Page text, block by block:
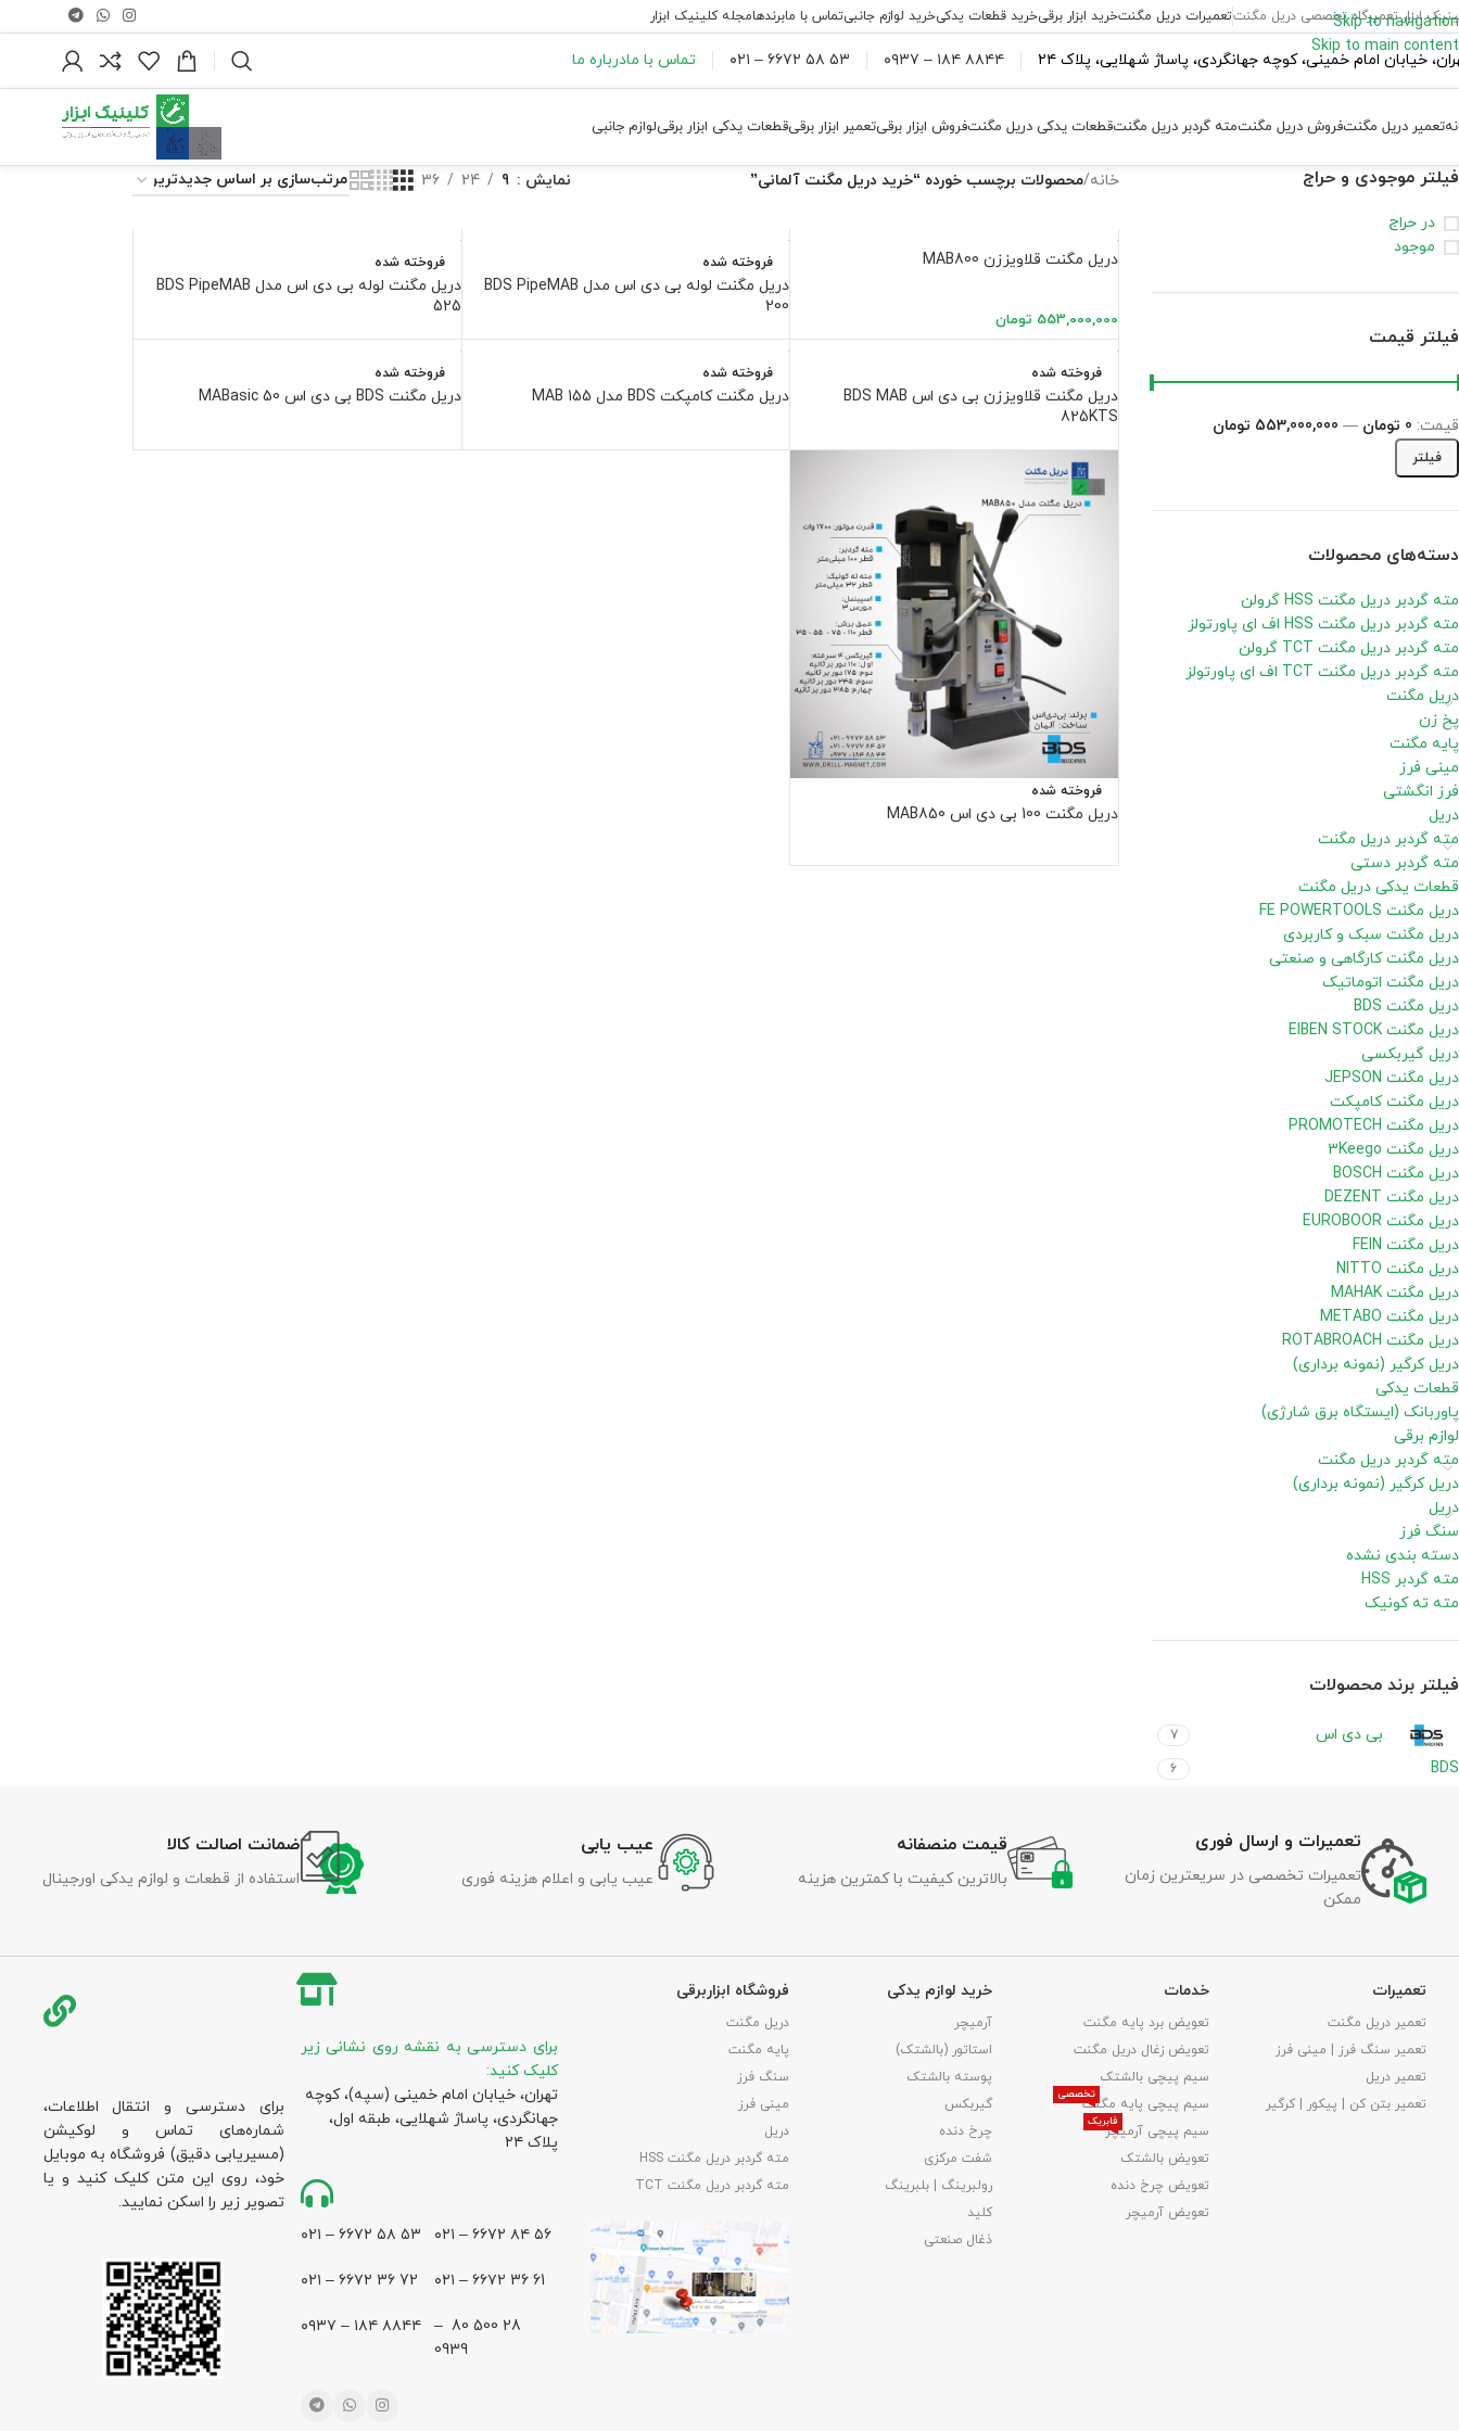
Skip to navigation
Skip to main content
ابزار تعمیرگاه تخصصی دریل مگنتتعمیرات دریل مگنتخرید ابزار برقیخرید قطعات یدکیخرید لوازم جانبیتماس با مابرندهامجله کلینیک ابزار
خیابان امام خمینی، کوچه جهانگردی، پاساژ شهلایی، پلاک ۲۴ ۸۸۴۴ ۱۸۴ – ۰۹۳۷ ۵۳ ۵۸ ۶۶۷۲ – ۰۲۱ تماس با مادرباره ما
تعمیر دریل مگنتفروش دریل مگنتمته گردبر دریل مگنتقطعات یدکی دریل مگنتفروش ابزار برقیتعمیر ابزار برقیقطعات یدکی ابزار برقیلوازم جانبی
فیلتر موجودی و حراج
در حراج
موجود
فیلتر قیمت
فیلتر
قیمت: 0 تومان — 553,000,000 تومان
دسته‌های محصولات
مته گردبر دریل مگنت HSS گرولن
مته گردبر دریل مگنت HSS اف ای پاورتولز
مته گردبر دریل مگنت TCT گرولن
مته گردبر دریل مگنت TCT اف ای پاورتولز
دریل مگنت
پخ زن
پایه مگنت
مینی فرز
فرز انگشتی
دریل
مته گردبر دریل مگنت
مته گردبر دستی
قطعات یدکی دریل مگنت
دریل مگنت FE POWERTOOLS
دریل مگنت سبک و کاربردی
دریل مگنت کارگاهی و صنعتی
دریل مگنت اتوماتیک
دریل مگنت BDS
دریل مگنت EIBEN STOCK
دریل گیربکسی
دریل مگنت JEPSON
دریل مگنت کامپکت
دریل مگنت PROMOTECH
دریل مگنت 3Keego
دریل مگنت BOSCH
دریل مگنت DEZENT
دریل مگنت EUROBOOR
دریل مگنت FEIN
دریل مگنت NITTO
دریل مگنت MAHAK
دریل مگنت METABO
دریل مگنت ROTABROACH
دریل کرگیر (نمونه برداری)
قطعات یدکی
پاوربانک (ایستگاه برق شارژی)
لوازم برقی
مته گردبر دریل مگنت
دریل کرگیر (نمونه برداری)
دریل
سنگ فرز
دسته بندی نشده
مته گردبر HSS
مته ته کونیک
فیلتر برند محصولات
بی دی اس 7
BDS
6
خانه/محصولات برچسب خورده “خرید دریل مگنت آلمانی” نمایش 9
24
36
دریل مگنت قلاویززن MAB800
553,000,000 تومان
فروخته شده
دریل مگنت لوله بی دی اس مدل BDS PipeMAB
200
فروخته شده
دریل مگنت لوله بی دی اس مدل BDS PipeMAB
525
فروخته شده
دریل مگنت قلاویززن بی دی اس BDS MAB
825KTS
فروخته شده
دریل مگنت کامپکت BDS مدل MAB 155
فروخته شده
دریل مگنت BDS بی دی اس MABasic 50
فروخته شده
دریل مگنت 100 بی دی اس MAB850
تعمیرات و ارسال فوری
تعمیرات تخصصی در سریعترین زمان
ممکن
قیمت منصفانه
بالاترین کیفیت با کمترین هزینه
عیب یابی
عیب یابی و اعلام هزینه فوری
ضمانت اصالت کالا
استفاده از قطعات و لوازم یدکی اورجینال
تعمیرات
تعمیر دریل مگنت
تعمیر سنگ فرز | مینی فرز
تعمیر دریل
تعمیر بتن کن | پیکور | کرگیر
خدمات
تعویض برد پایه مگنت
تعویض زغال دریل مگنت
سیم پیچی بالشتک
سیم پیچی پایه مگنت
تخصصی
سیم پیچی آرمیچر
فابریک
تعویض بالشتک​
تعویض چرخ دنده
تعویض آرمیچر
خرید لوازم یدکی
آرمیچر
استاتور (بالشتک)
پوسته بالشتک
گیربکس
چرخ دنده
شفت مرکزی
رولبرینگ | بلبرینگ
کلید
ذغال صنعتی
فروشگاه ابزاربرقی
دریل مگنت
پایه مگنت
سنگ فرز
مینی فرز
دریل
مته گردبر دریل مگنت HSS
مته گردبر دریل مگنت TCT
برای دسترسی به نقشه روی نشانی زیر
کلیک کنید:
تهران، خیابان امام خمینی (سپه)، کوچه
جهانگردی،‌ پاساژ شهلایی، طبقه اول،
پلاک ۲۴
۵۶ ۸۴ ۶۶۷۲ – ۰۲۱
61 36 ۶۶۷۲ – ۰۲۱
28 500 80 –
0939
۵۳ ۵۸ ۶۶۷۲ – ۰۲۱
72 36 ۶۶۷۲ – ۰۲۱
۸۸۴۴ ۱۸۴ – ۰۹۳۷
برای دسترسی و انتقال اطلاعات،
شماره‌های تماس و لوکیشن
(مسیریابی دقیق) فروشگاه به موبایل
خود، روی این متن کلیک کنید و یا
تصویر زیر را اسکن نمایید.